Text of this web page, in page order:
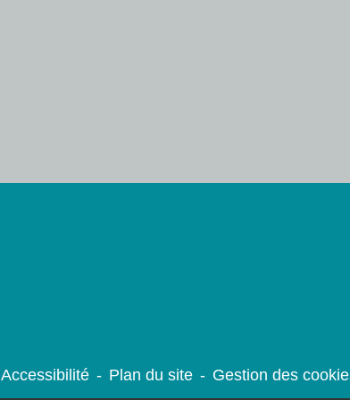
Accessibilité - Plan du site - Gestion des